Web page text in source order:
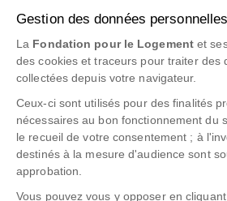
Gestion des données personnelles
La Fondation pour le Logementet
des cookies et traceurs pour traiter des
collectées depuis votre navigateur.
Ceux-ci sont utilisés pour des finalités
nécessaires au bon fonctionnement du
le recueil de votre consentement ; à
destinés à la mesure d'audience sont
approbation.
Vous pouvez vous y opposer en
Genre & habitat : Webinaire
Des projets avec et pour les
Centrale et aux Caraïbes
5 mai 2021
La Fondation en Syrie après le
13 mars 2023